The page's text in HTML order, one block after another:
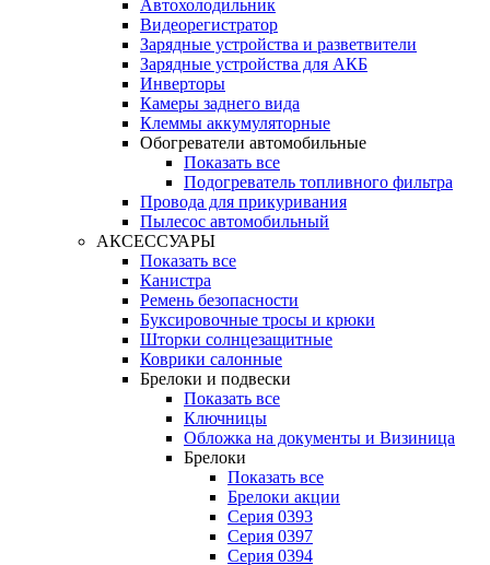
Автохолодильник
Видеорегистратор
Зарядные устройства и разветвители
Зарядные устройства для АКБ
Инверторы
Камеры заднего вида
Клеммы аккумуляторные
Обогреватели автомобильные
Показать все
Подогреватель топливного фильтра
Провода для прикуривания
Пылесос автомобильный
АКСЕССУАРЫ
Показать все
Канистра
Ремень безопасности
Буксировочные тросы и крюки
Шторки солнцезащитные
Коврики салонные
Брелоки и подвески
Показать все
Ключницы
Обложка на документы и Визиница
Брелоки
Показать все
Брелоки акции
Серия 0393
Серия 0397
Серия 0394